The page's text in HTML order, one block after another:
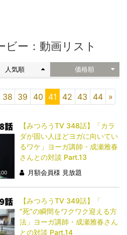
ビー：動画リスト
人気順 価格順
38 39 40 41 42 43 44 »
【みつろうTV 348話】「​​​​​​​カラ
ダが固い人ほどヨガに向いてい
るワケ」ヨーガ講師・成瀬雅春
さんとの対談 Part.13
月額会員様 見放題
【みつろうTV 349話】「​​​​​​​
“死”の瞬間をワクワク迎える方
法」ヨーガ講師・成瀬雅春さん
との対談 Part.14